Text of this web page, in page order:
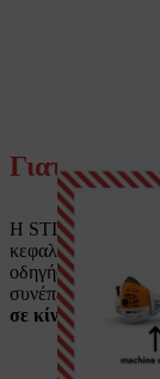
Γιατί είναι
Η STIHL
κεφαλή. Η χρήση
οδηγήσει σε
συνέπεια, το
σε κίνδυνο τον